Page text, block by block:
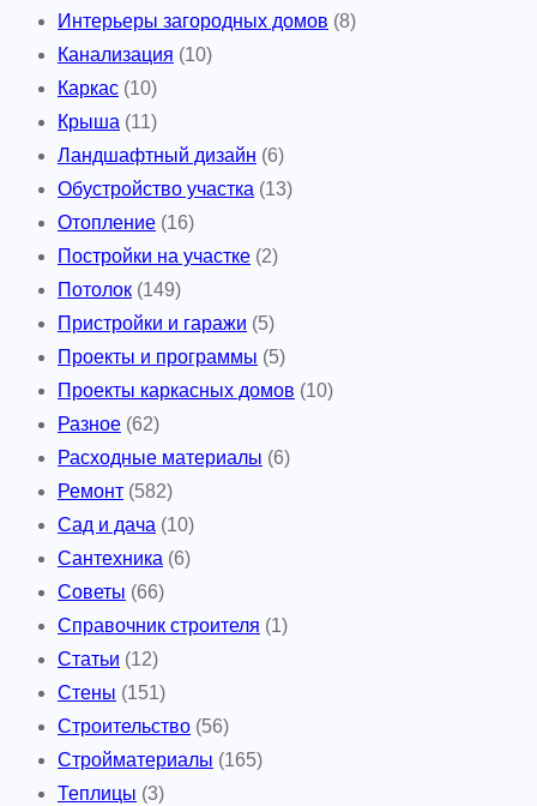
Интерьеры загородных домов (8)
Канализация (10)
Каркас (10)
Крыша (11)
Ландшафтный дизайн (6)
Обустройство участка (13)
Отопление (16)
Постройки на участке (2)
Потолок (149)
Пристройки и гаражи (5)
Проекты и программы (5)
Проекты каркасных домов (10)
Разное (62)
Расходные материалы (6)
Ремонт (582)
Сад и дача (10)
Сантехника (6)
Советы (66)
Справочник строителя (1)
Статьи (12)
Стены (151)
Строительство (56)
Стройматериалы (165)
Теплицы (3)